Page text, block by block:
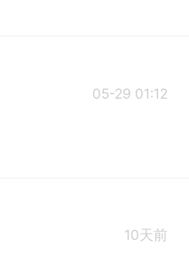
05-29 01:12
10天前